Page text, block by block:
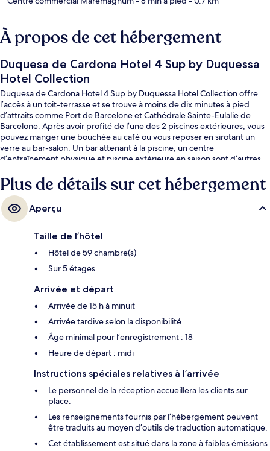
À propos de cet hébergement
Duquesa de Cardona Hotel 4 Sup by Duquessa
Hotel Collection
Duquesa de Cardona Hotel 4 Sup by Duquessa Hotel Collection offre
l’accès à un toit-terrasse et se trouve à moins de dix minutes à pied
d’attraits comme Port de Barcelone et Cathédrale Sainte-Eulalie de
Barcelone. Après avoir profité de l’une des 2 piscines extérieures, vous
pouvez manger une bouchée au café ou vous reposer en sirotant un
verre au bar-salon. Un bar attenant à la piscine, un centre
d’entraînement physique et piscine extérieure en saison sont d’autres
l’état général de l’hébergement. L’hébergement se situe à quelques
minutes de marche du transport en commun : Station de métro Jaume I
se trouve à 7 minutes et Station de métro Barceloneta est à 8 minutes.
Plus de détails sur cet hébergement
Aperçu
Taille de l’hôtel
Hôtel de 59 chambre(s)
Sur 5 étages
Arrivée et départ
Arrivée de 15 h à minuit
Arrivée tardive selon la disponibilité
Âge minimal pour l’enregistrement : 18
Heure de départ : midi
Instructions spéciales relatives à l’arrivée
Le personnel de la réception accueillera les clients sur
place.
Les renseignements fournis par l’hébergement peuvent
être traduits au moyen d’outils de traduction automatique.
Cet établissement est situé dans la zone à faibles émissions